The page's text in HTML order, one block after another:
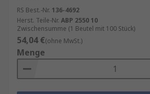
RS Best.-Nr. 136-4692
Herst. Teile-Nr. ABP 2550 10
Zwischensumme (1 Beutel mit 100 Stück)
54,04 €(ohne MwSt.)
Menge